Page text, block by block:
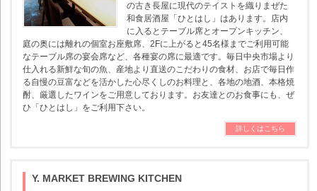
の古き長屋に現代のテイストを織りまぜた
和食居酒屋「ひとはし」はあります。店内
に入るとテーブル席とオープンキッチン、
庭の奥には離れの個室お座敷席、2Fに上がると45名様までご利用可能
なテーブル席の宴会席など、各種宴の席に最適です。毎日中央市場より
仕入れる新鮮な旬の魚、産地より直送のこだわりの食材、お店で毎日作
る自慢の豆富などを活かした心尽くしのお料理と、各地の地酒、本格焼
酎、厳選したワインをご用意しております。お友達とのお食事にも、ぜ
ひ「ひとはし」をご利用下さい。
詳しくはこちら
Y. MARKET BREWING KITCHEN